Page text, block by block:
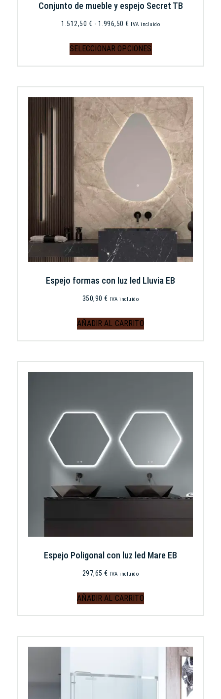
Conjunto de mueble y espejo Secret TB
1.512,50 € - 1.996,50 € IVA incluido
SELECCIONAR OPCIONES
Espejo formas con luz led Lluvia EB
350,90€ IVA incluido
AÑADIR AL CARRITO
Espejo Poligonal con luz led Mare EB
297,65€ IVA incluido
AÑADIR AL CARRITO